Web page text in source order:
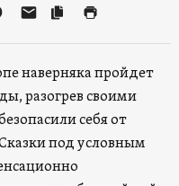
наверняка пройдет
разогрев своими
себя от
под условным